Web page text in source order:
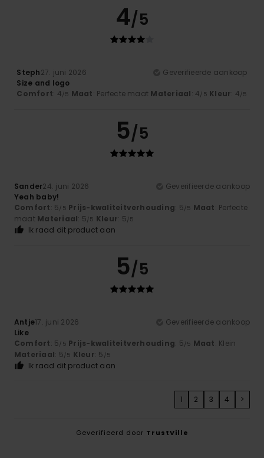
4/5
Steph27. juni 2026
Geverifieerde aankoop
Size and logo
Comfort: 4/5 Maat: Perfecte maat Materiaal: 4/5 Kleur: 4/5
5/5
Sander24. juni 2026
Geverifieerde aankoop
Yeah baby!
Comfort: 5/5 Prijs-kwaliteitverhouding: 5/5 Maat: Perfecte
maat Materiaal: 5/5 Kleur: 5/5
Ik raad dit product aan
5/5
Antje17. juni 2026
Geverifieerde aankoop
Like
Comfort: 5/5 Prijs-kwaliteitverhouding: 5/5 Maat: Klein
Materiaal: 5/5 Kleur: 5 /5
Ik raad dit product aan
1 2 3 4 >
Geverifieerd door TrustVille